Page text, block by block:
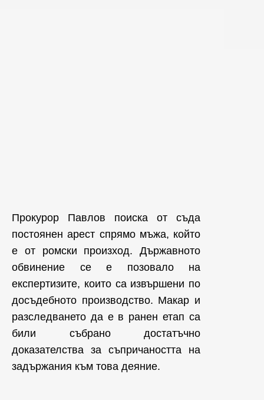
Прокурор Павлов поиска от съда
постоянен арест спрямо мъжа, който
е от ромски произход. Държавното
обвинение се е позовало на
експертизите, които са извършени по
досъдебното производство. Макар и
разследването да е в ранен етап са
били събрано достатъчно
доказателства за съпричаността на
задържания към това деяние.